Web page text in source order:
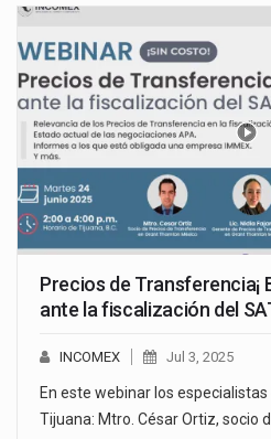
Precios de Transferencia¡
ante la fiscalización del
INCOMEX Jul 3, 2025
En este webinar los
Tijuana: Mtro. César Ortiz, socio